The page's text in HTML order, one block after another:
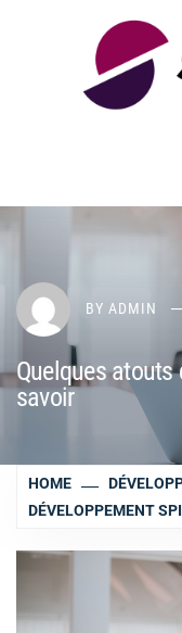
BY ADMIN
Quelques atouts
savoir
HOME
DÉVELOPPEMENT